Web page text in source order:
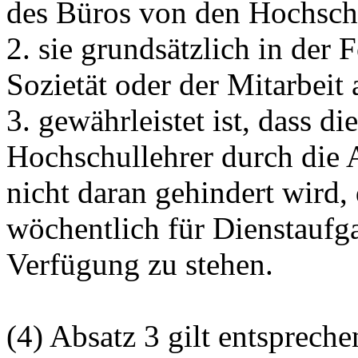
des Büros von den
2. sie grundsätzlich in der
Sozietät oder der Mitarbeit
3. gewährleistet ist, dass
Hochschullehrer durch die
nicht daran gehindert wird,
wöchentlich für
Verfügung zu stehen.
(4) Absatz 3 gilt